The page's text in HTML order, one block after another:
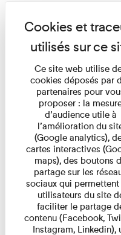
Ce site web utilise
cookies déposés par
partenaires pour
proposer : la
d’audience utile à
l’amélioration du
(Google analytics),
cartes interactives
maps), des boutons
partage sur les
sociaux qui permettent
utilisateurs du site
faciliter le partage
contenu (Facebook,
Instagram, Linkedin),